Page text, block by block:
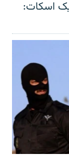
اسکات: